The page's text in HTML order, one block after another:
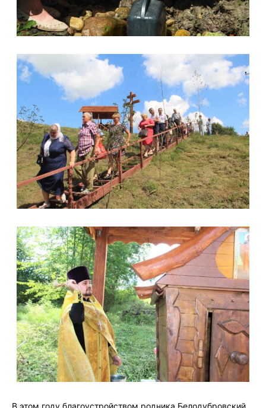
В этом году благоустройством родника Белодубровский